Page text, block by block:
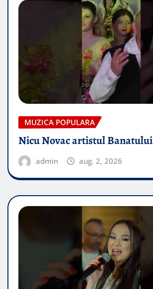
MUZICA POPULARA
Nicu Novac artistul Banatului
admin aug. 2, 2026